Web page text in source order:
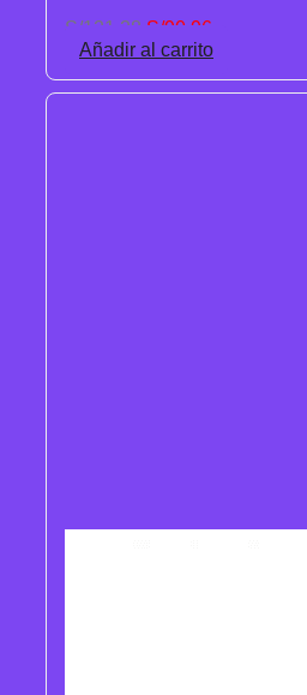
S/121.28 El
precio
era:
S/90.96
precio
es:
Añadir al carrito